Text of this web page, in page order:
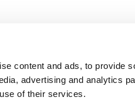
content and ads, to provide
advertising and analytics
of their services.